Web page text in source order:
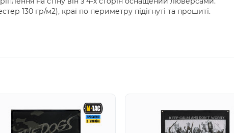
130 гр/м2), краї по периметру підігнуті та прошиті.